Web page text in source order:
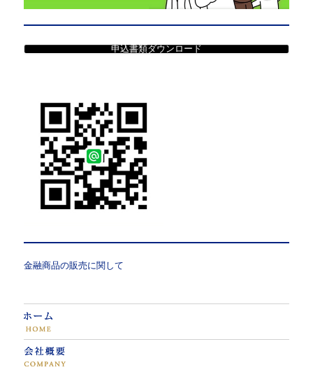
申込書類ダウンロード
金融商品の販売に関して